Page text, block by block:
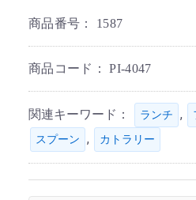
商品番号： 1587
商品コード：PI-4047
関連キーワード： ランチ ,
スプーン , カトラリー